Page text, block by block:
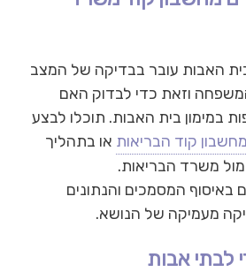
האבות עובר בבדיקה של המצב
וזאת כדי לבדוק האם
במימון בית האבות. תוכלו לבצע
מחשבון קוד הבריאות או בתהליך
מול משרד הבריאות.
באיסוף המסמכים והנתונים
מעמיקה של הנושא.
לבתי אבות